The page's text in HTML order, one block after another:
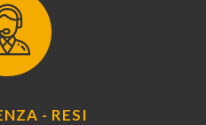
- RESI